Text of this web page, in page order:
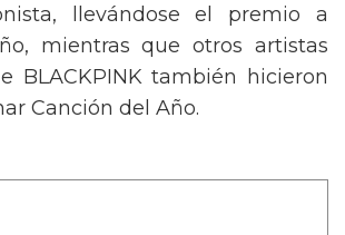
llevándose el premio a
mientras que otros artistas
BLACKPINK también hicieron
Canción del Año.